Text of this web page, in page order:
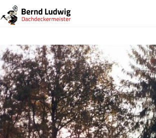
Vorheriges Bild